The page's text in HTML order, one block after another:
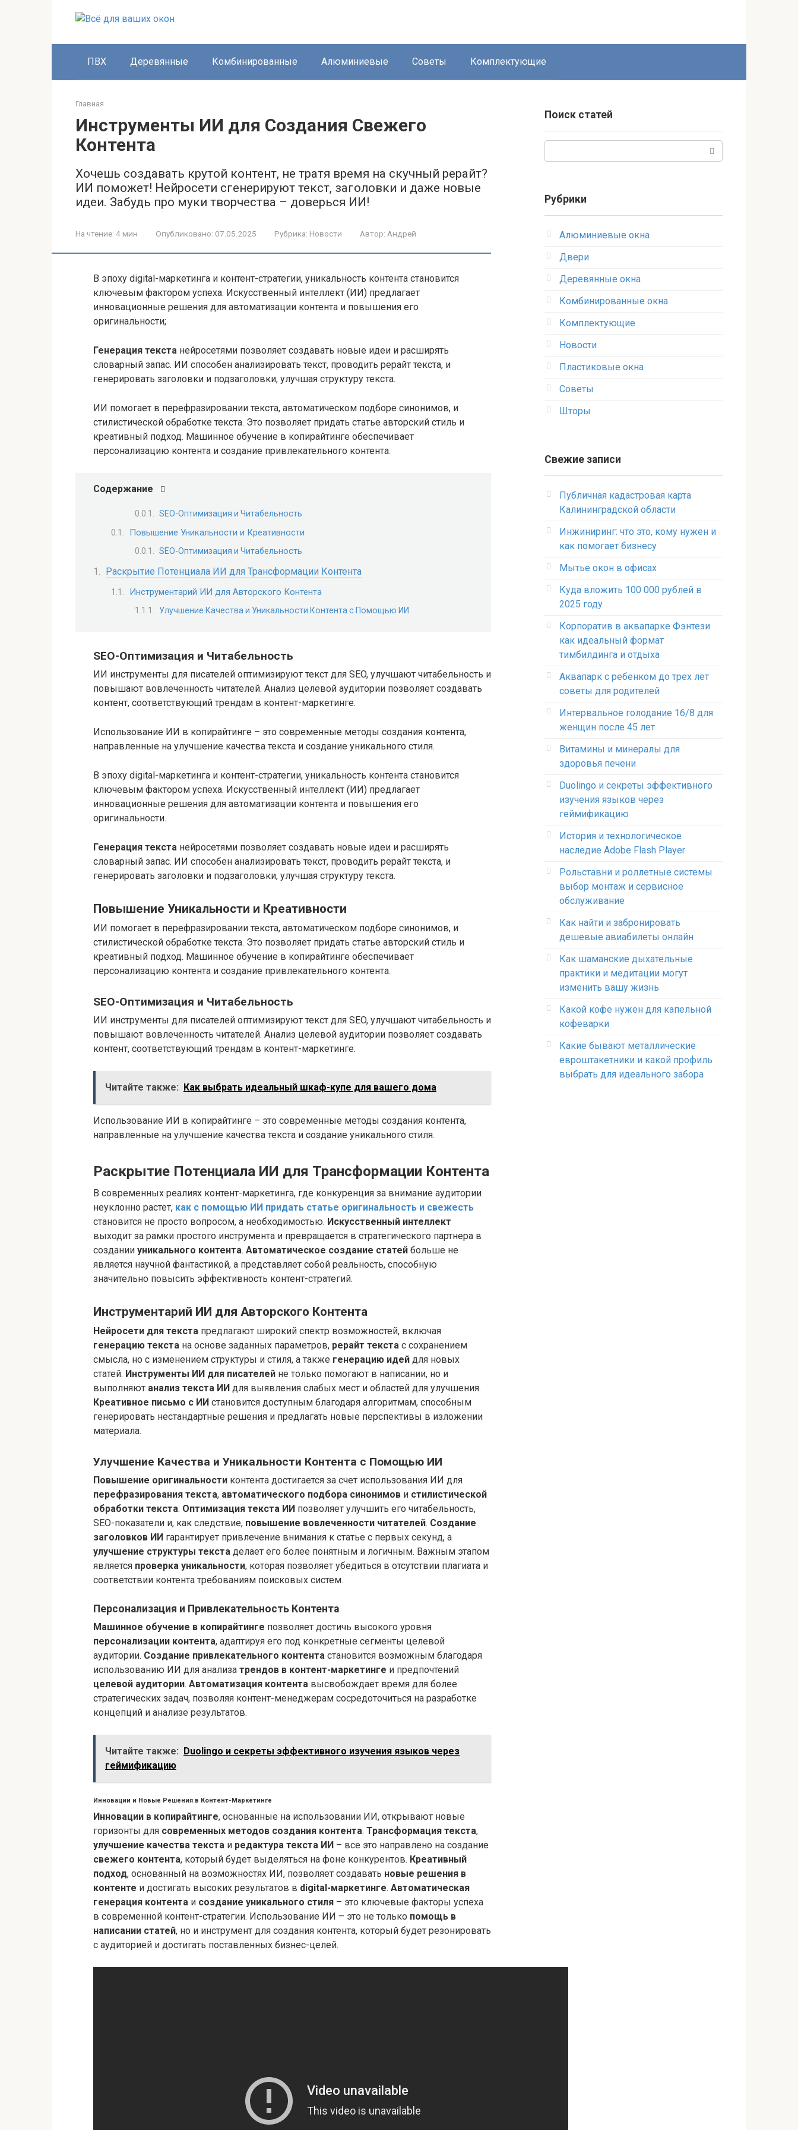
ПВХ Деревянные Комбинированные Алюминиевые Советы Комплектующие
Главная
Инструменты ИИ для Создания Свежего
Контента
Хочешь создавать крутой контент, не тратя время на скучный рерайт?
ИИ поможет! Нейросети сгенерируют текст, заголовки и даже новые
идеи. Забудь про муки творчества – доверься ИИ!
На чтение: 4 мин Опубликовано: 07.05.2025 Рубрика: Новости Автор: Андрей
В эпоху digital-маркетинга и контент-стратегии, уникальность контента становится
ключевым фактором успеха. Искусственный интеллект (ИИ) предлагает
инновационные решения для автоматизации контента и повышения его
оригинальности;
Генерация текста нейросетями позволяет создавать новые идеи и расширять
словарный запас. ИИ способен анализировать текст, проводить рерайт текста, и
генерировать заголовки и подзаголовки, улучшая структуру текста.
ИИ помогает в перефразировании текста, автоматическом подборе синонимов, и
стилистической обработке текста. Это позволяет придать статье авторский стиль и
креативный подход. Машинное обучение в копирайтинге обеспечивает
персонализацию контента и создание привлекательного контента.
Содержание
SEO-Оптимизация и Читабельность
Повышение Уникальности и Креативности
SEO-Оптимизация и Читабельность
Раскрытие Потенциала ИИ для Трансформации Контента
Инструментарий ИИ для Авторского Контента
Улучшение Качества и Уникальности Контента с Помощью ИИ
SEO-Оптимизация и Читабельность
ИИ инструменты для писателей оптимизируют текст для SEO, улучшают читабельность и
повышают вовлеченность читателей. Анализ целевой аудитории позволяет создавать
контент, соответствующий трендам в контент-маркетинге.
Использование ИИ в копирайтинге – это современные методы создания контента,
направленные на улучшение качества текста и создание уникального стиля.
В эпоху digital-маркетинга и контент-стратегии, уникальность контента становится
ключевым фактором успеха. Искусственный интеллект (ИИ) предлагает
инновационные решения для автоматизации контента и повышения его
оригинальности.
Генерация текста нейросетями позволяет создавать новые идеи и расширять
словарный запас. ИИ способен анализировать текст, проводить рерайт текста, и
генерировать заголовки и подзаголовки, улучшая структуру текста.
Повышение Уникальности и Креативности
ИИ помогает в перефразировании текста, автоматическом подборе синонимов, и
стилистической обработке текста. Это позволяет придать статье авторский стиль и
креативный подход. Машинное обучение в копирайтинге обеспечивает
персонализацию контента и создание привлекательного контента.
SEO-Оптимизация и Читабельность
ИИ инструменты для писателей оптимизируют текст для SEO, улучшают читабельность и
повышают вовлеченность читателей. Анализ целевой аудитории позволяет создавать
контент, соответствующий трендам в контент-маркетинге.
Читайте также: Как выбрать идеальный шкаф-купе для вашего дома
Использование ИИ в копирайтинге – это современные методы создания контента,
направленные на улучшение качества текста и создание уникального стиля.
Раскрытие Потенциала ИИ для Трансформации Контента
В современных реалиях контент-маркетинга, где конкуренция за внимание аудитории
неуклонно растет, как с помощью ИИ придать статье оригинальность и свежесть
становится не просто вопросом, а необходимостью. Искусственный интеллект
выходит за рамки простого инструмента и превращается в стратегического партнера в
создании уникального контента. Автоматическое создание статей больше не
является научной фантастикой, а представляет собой реальность, способную
значительно повысить эффективность контент-стратегий.
Инструментарий ИИ для Авторского Контента
Нейросети для текста предлагают широкий спектр возможностей, включая
генерацию текста на основе заданных параметров, рерайт текста с сохранением
смысла, но с изменением структуры и стиля, а также генерацию идей для новых
статей. Инструменты ИИ для писателей не только помогают в написании, но и
выполняют анализ текста ИИ для выявления слабых мест и областей для улучшения.
Креативное письмо с ИИ становится доступным благодаря алгоритмам, способным
генерировать нестандартные решения и предлагать новые перспективы в изложении
материала.
Улучшение Качества и Уникальности Контента с Помощью ИИ
Повышение оригинальности контента достигается за счет использования ИИ для
перефразирования текста, автоматического подбора синонимов и стилистической
обработки текста. Оптимизация текста ИИ позволяет улучшить его читабельность,
SEO-показатели и, как следствие, повышение вовлеченности читателей. Создание
заголовков ИИ гарантирует привлечение внимания к статье с первых секунд, а
улучшение структуры текста делает его более понятным и логичным. Важным этапом
является проверка уникальности, которая позволяет убедиться в отсутствии плагиата и
соответствии контента требованиям поисковых систем.
Персонализация и Привлекательность Контента
Машинное обучение в копирайтинге позволяет достичь высокого уровня
персонализации контента, адаптируя его под конкретные сегменты целевой
аудитории. Создание привлекательного контента становится возможным благодаря
использованию ИИ для анализа трендов в контент-маркетинге и предпочтений
целевой аудитории. Автоматизация контента высвобождает время для более
стратегических задач, позволяя контент-менеджерам сосредоточиться на разработке
концепций и анализе результатов.
Читайте также: Duolingo и секреты эффективного изучения языков через
геймификацию
Инновации и Новые Решения в Контент-Маркетинге
Инновации в копирайтинге, основанные на использовании ИИ, открывают новые
горизонты для современных методов создания контента. Трансформация текста,
улучшение качества текста и редактура текста ИИ – все это направлено на создание
свежего контента, который будет выделяться на фоне конкурентов. Креативный
подход, основанный на возможностях ИИ, позволяет создавать новые решения в
контенте и достигать высоких результатов в digital-маркетинге. Автоматическая
генерация контента и создание уникального стиля – это ключевые факторы успеха
в современной контент-стратегии. Использование ИИ – это не только помощь в
написании статей, но и инструмент для создания контента, который будет резонировать
с аудиторией и достигать поставленных бизнес-целей.
Поиск статей
Рубрики
Алюминиевые окна
Двери
Деревянные окна
Комбинированные окна
Комплектующие
Новости
Пластиковые окна
Советы
Шторы
Свежие записи
Публичная кадастровая карта
Калининградской области
Инжиниринг: что это, кому нужен и
как помогает бизнесу
Мытье окон в офисах
Куда вложить 100 000 рублей в
2025 году
Корпоратив в аквапарке Фэнтези
как идеальный формат
тимбилдинга и отдыха
Аквапарк с ребенком до трех лет
советы для родителей
Интервальное голодание 16/8 для
женщин после 45 лет
Витамины и минералы для
здоровья печени
Duolingo и секреты эффективного
изучения языков через
геймификацию
История и технологическое
наследие Adobe Flash Player
Рольставни и роллетные системы
выбор монтаж и сервисное
обслуживание
Как найти и забронировать
дешевые авиабилеты онлайн
Как шаманские дыхательные
практики и медитации могут
изменить вашу жизнь
Какой кофе нужен для капельной
кофеварки
Какие бывают металлические
евроштакетники и какой профиль
выбрать для идеального забора